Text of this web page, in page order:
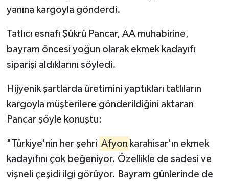
yanına kargoyla gönderdi.
Tatlıcı esnafı Şükrü Pancar, AA muhabirine,
bayram öncesi yoğun olarak ekmek kadayıfı
siparişi aldıklarını söyledi.
Hijyenik şartlarda üretimini yaptıkları tatlıların
kargoyla müşterilere gönderildiğini aktaran
Pancar şöyle konuştu:
"Türkiye'nin her şehri Afyon karahisar'ın ekmek
kadayıfını çok beğeniyor. Özellikle de sadesi ve
vişneli çeşidi ilgi görüyor. Bayram günlerinde de